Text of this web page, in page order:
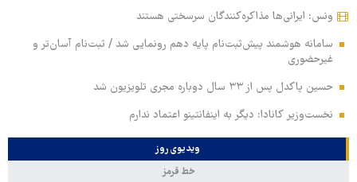
ونس: ایرانی‌ها مذاکره‌کنندگان سرسختی هستند
سامانه هوشمند پیش‌ثبت‌نام پایه دهم رونمایی شد / ثبت‌نام آسان‌تر و
غیرحضوری
حسین پاکدل پس از ۳۳ سال دوباره مجری تلویزیون شد
نخست‌وزیر کانادا: دیگر به اینفانتینو اعتماد ندارم
ویدیوی روز
خط قرمز